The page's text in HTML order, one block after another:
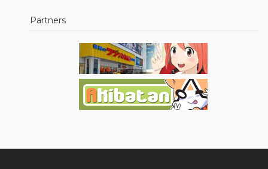
Partners